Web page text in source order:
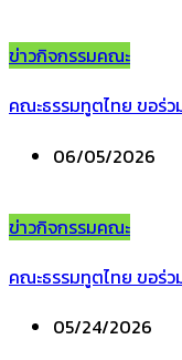
ข่าวกิจกรรมคณะ
คณะธรรมทูตไทย ขอร่
06/05/2026
ข่าวกิจกรรมคณะ
คณะธรรมทูตไทย ขอร่
05/24/2026